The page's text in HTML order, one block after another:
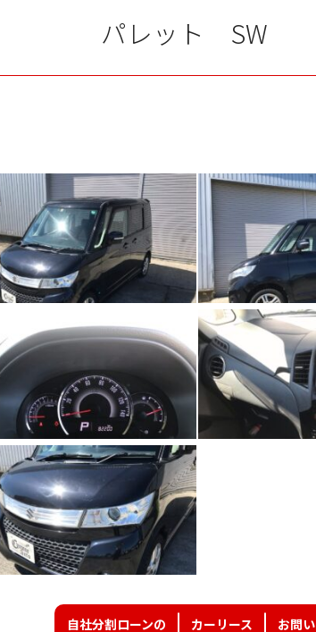
パレット SW
自社分割ローンの
カーリース
お問い